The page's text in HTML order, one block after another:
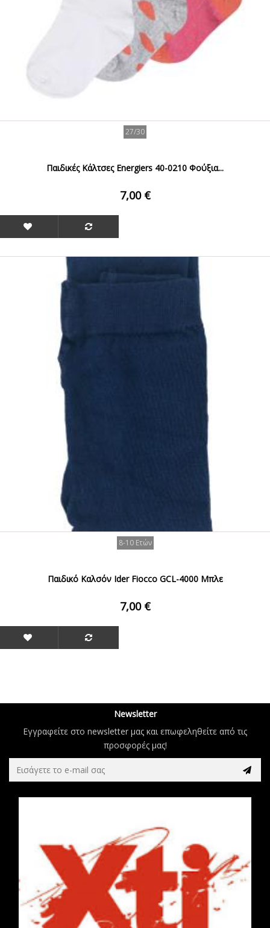
27/30
Παιδικές Κάλτσες Energiers 40-0210 Φούξια...
7,00 €
8-10 Ετών
Παιδικό Καλσόν Ider Fiocco GCL-4000 Μπλε
7,00 €
Newsletter
Εγγραφείτε στο newsletter μας και επωφεληθείτε από τις
προσφορές μας!